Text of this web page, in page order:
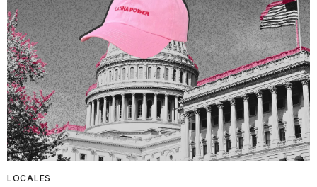
LOCALES